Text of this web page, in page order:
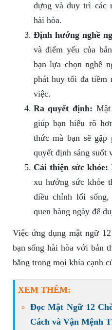
dựng và duy trì các
hài hòa.
Định hướng nghề
và điểm yếu của
bạn lựa chọn nghề
phát huy tối đa tiềm
việc.
Ra quyết định:
giúp bạn hiểu rõ
thức mà bạn sẽ
quyết định sáng suốt
Cải thiện sức khỏe:
xu hướng sức khỏe
điều chỉnh lối
quen hàng ngày để
Việc ứng dụng mật ngữ
bạn sống hài hòa với bản
bằng trong mọi khía cạnh
XEM THÊM:
Đọc Mật Ngữ 12
Cách và Vận Mệnh